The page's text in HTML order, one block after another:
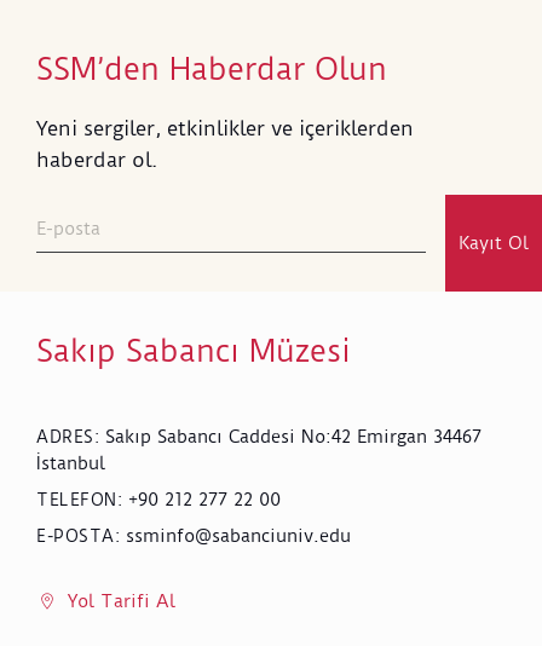
SSM’den Haberdar Olun
Yeni sergiler, etkinlikler ve içeriklerden
haberdar ol.
Kayıt Ol
Sakıp Sabancı Müzesi
ADRES: Sakıp Sabancı Caddesi No:42 Emirgan 34467
İstanbul
TELEFON : +90 212 277 22 00
E-POSTA: ssminfo@sabanciuniv.edu
Yol Tarifi Al